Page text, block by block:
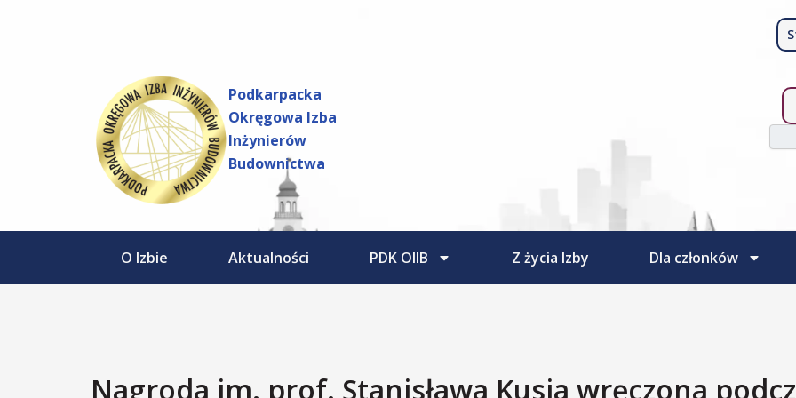
Podkarpacka
Okręgowa Izba
Inżynierów
Budownictwa
O Izbie Aktualności PDK OIIB Z życia Izby Dla członków
Nagroda im. prof. Stanisława Kusia wręczona